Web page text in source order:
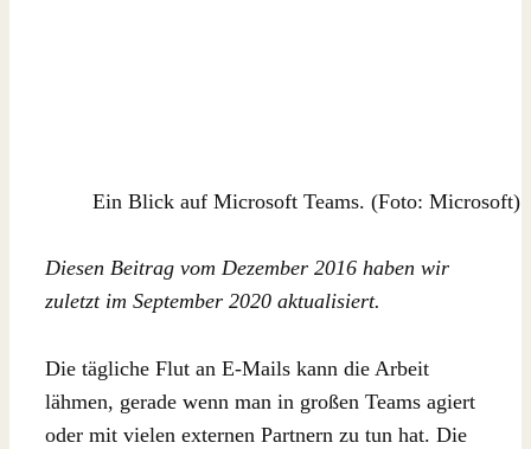
Ein Blick auf Microsoft Teams. (Foto: Microsoft)
Diesen Beitrag vom Dezember 2016 haben wir
zuletzt im September 2020 aktualisiert.
Die tägliche Flut an E-Mails kann die Arbeit
lähmen, gerade wenn man in großen Teams agiert
oder mit vielen externen Partnern zu tun hat. Die